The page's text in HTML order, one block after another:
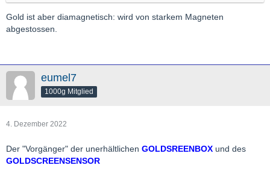
Gold ist aber diamagnetisch: wird von starkem Magneten
abgestossen.
eumel7
1000g Mitglied
4. Dezember 2022
Der "Vorgänger" der unerhältlichen GOLDSREENBOX und des
GOLDSCREENSENSOR